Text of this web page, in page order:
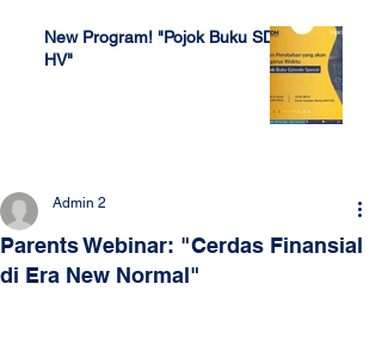
New Program! "Pojok Buku SDH
HV"
Parents Webinar: "Cerdas Finansial
di Era New Normal"
Admin 2